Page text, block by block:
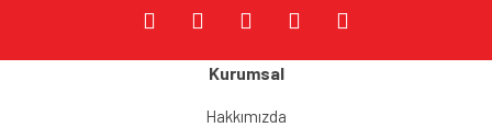
Kurumsal
Hakkımızda